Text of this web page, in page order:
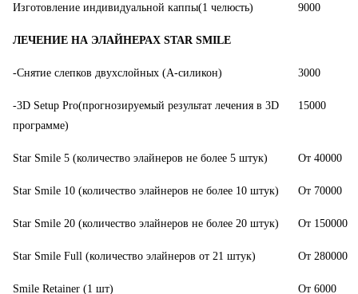
Изготовление индивидуальной каппы(1 челюсть) 9000
ЛЕЧЕНИЕ НА ЭЛАЙНЕРАХ STAR SMILE
-Снятие слепков двухслойных (A-силикон) 3000
-3D Setup Pro(прогнозируемый результат лечения в 3D
программе)
15000
Star Smile 5 (количество элайнеров не более 5 штук) От 40000
Star Smile 10 (количество элайнеров не более 10 штук) От 70000
Star Smile 20 (количество элайнеров не более 20 штук) От 150000
Star Smile Full (количество элайнеров от 21 штук) От 280000
Smile Retainer (1 шт) От 6000